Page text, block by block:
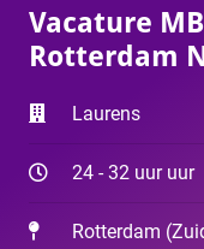
Vacature
Rotterdam
Laurens
24 - 32 uur uur
Rotterdam (